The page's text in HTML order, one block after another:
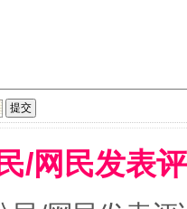
金库”的免责幌子
/网民发表